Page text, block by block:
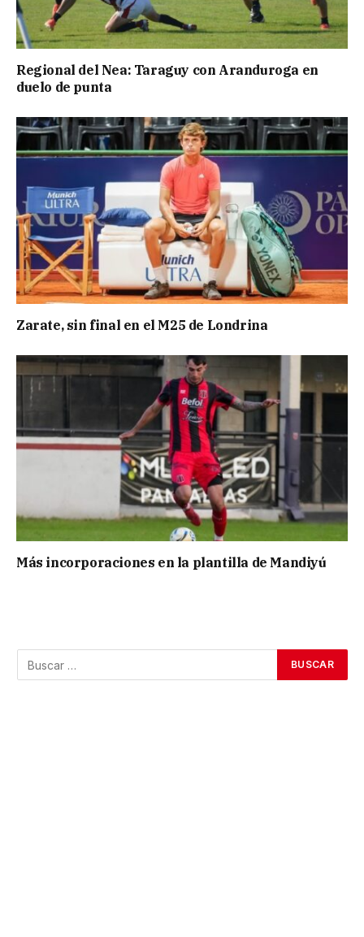
Regional del Nea: Taraguy con Aranduroga en
duelo de punta
Zarate, sin final en el M25 de Londrina
Más incorporaciones en la plantilla de Mandiyú